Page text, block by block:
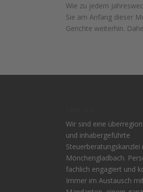
Wie zu jedem
Sie am Anfang dieser
Gerichte weiterhin.
Wir sind eine
und inhabergeführte
Steuerberatungskanzlei
Mönchengladbach.
fachlich engagiert und
Immer im Austausch